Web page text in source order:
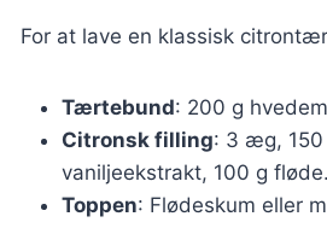
For at lave en klassisk
Tærtebund: 200 g
Citronsk filling: 3 æg, 150
vaniljeekstrakt, 100 g fløde.
Toppen: Flødeskum eller